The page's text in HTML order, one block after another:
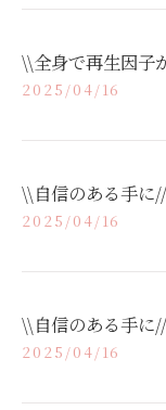
\\全身で再生因子
2025/04/16
\\自信のある手に//
2025/04/16
\\自信のある手に//
2025/04/16